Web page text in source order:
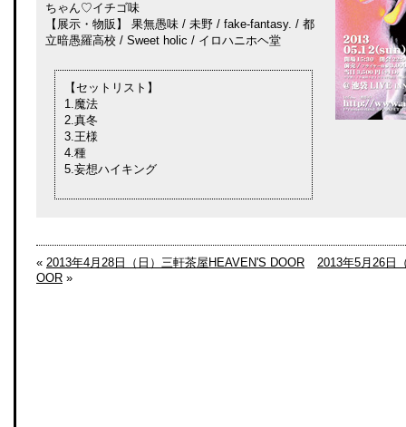
ちゃん♡イチゴ味
【展示・物販】 果無愚味 / 未野 / fake-fantasy. / 都
立暗愚羅高校 / Sweet holic / イロハニホヘ堂
【セットリスト】
1.魔法
2.真冬
3.王様
4.種
5.妄想ハイキング
« 2013年4月28日（日）三軒茶屋HEAVEN'S DOOR
2013年5月26日
OOR »